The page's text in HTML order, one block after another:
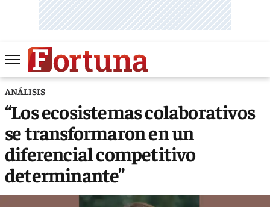
ANÁLISIS
“Los ecosistemas colaborativos
se transformaron en un
diferencial competitivo
determinante”